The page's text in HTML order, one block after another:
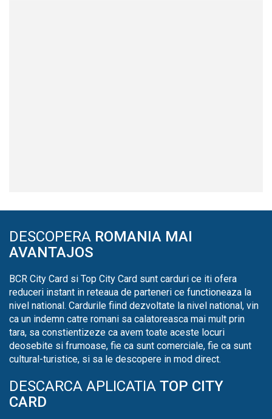
DESCOPERA ROMANIA MAI
AVANTAJOS
BCR City Card si Top City Card sunt carduri ce iti ofera
reduceri instant in reteaua de parteneri ce functioneaza la
nivel national. Cardurile fiind dezvoltate la nivel national, vin
ca un indemn catre romani sa calatoreasca mai mult prin
tara, sa constientizeze ca avem toate aceste locuri
deosebite si frumoase, fie ca sunt comerciale, fie ca sunt
cultural-turistice, si sa le descopere in mod direct.
DESCARCA APLICATIA TOP CITY
CARD